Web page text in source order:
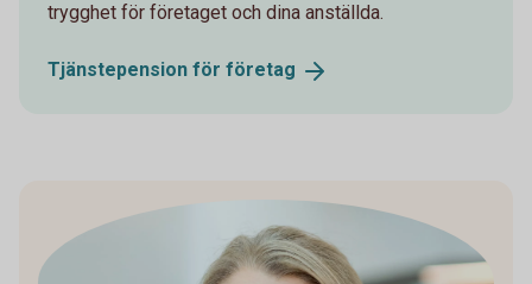
trygghet för företaget och dina anställda.
Tjänstepension för företag